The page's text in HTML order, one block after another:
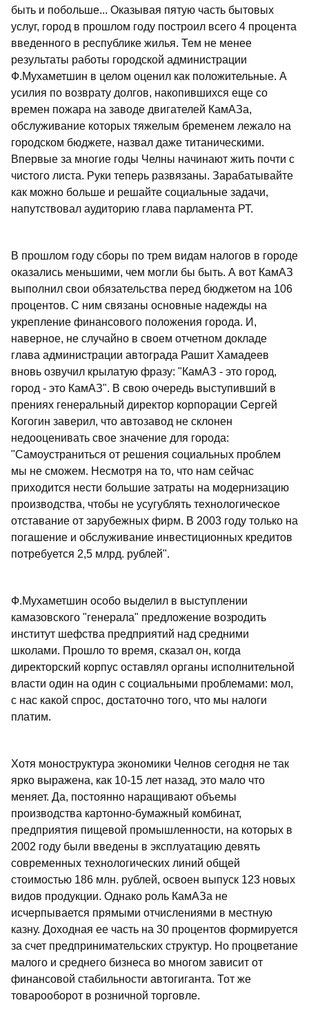
быть и побольше... Оказывая пятую часть бытовых
услуг, город в прошлом году построил всего 4 процента
введенного в республике жилья. Тем не менее
результаты работы городской администрации
Ф.Мухаметшин в целом оценил как положительные. А
усилия по возврату долгов, накопившихся еще со
времен пожара на заводе двигателей КамАЗа,
обслуживание которых тяжелым бременем лежало на
городском бюджете, назвал даже титаническими.
Впервые за многие годы Челны начинают жить почти с
чистого листа. Руки теперь развязаны. Зарабатывайте
как можно больше и решайте социальные задачи,
напутствовал аудиторию глава парламента РТ.
В прошлом году сборы по трем видам налогов в городе
оказались меньшими, чем могли бы быть. А вот КамАЗ
выполнил свои обязательства перед бюджетом на 106
процентов. С ним связаны основные надежды на
укрепление финансового положения города. И,
наверное, не случайно в своем отчетном докладе
глава администрации автограда Рашит Хамадеев
вновь озвучил крылатую фразу: "КамАЗ - это город,
город - это КамАЗ". В свою очередь выступивший в
прениях генеральный директор корпорации Сергей
Когогин заверил, что автозавод не склонен
недооценивать свое значение для города:
"Самоустраниться от решения социальных проблем
мы не сможем. Несмотря на то, что нам сейчас
приходится нести большие затраты на модернизацию
производства, чтобы не усугублять технологическое
отставание от зарубежных фирм. В 2003 году только на
погашение и обслуживание инвестиционных кредитов
потребуется 2,5 млрд. рублей".
Ф.Мухаметшин особо выделил в выступлении
камазовского "генерала" предложение возродить
институт шефства предприятий над средними
школами. Прошло то время, сказал он, когда
директорский корпус оставлял органы исполнительной
власти один на один с социальными проблемами: мол,
с нас какой спрос, достаточно того, что мы налоги
платим.
Хотя моноструктура экономики Челнов сегодня не так
ярко выражена, как 10-15 лет назад, это мало что
меняет. Да, постоянно наращивают объемы
производства картонно-бумажный комбинат,
предприятия пищевой промышленности, на которых в
2002 году были введены в эксплуатацию девять
современных технологических линий общей
стоимостью 186 млн. рублей, освоен выпуск 123 новых
видов продукции. Однако роль КамАЗа не
исчерпывается прямыми отчислениями в местную
казну. Доходная ее часть на 30 процентов формируется
за счет предпринимательских структур. Но процветание
малого и среднего бизнеса во многом зависит от
финансовой стабильности автогиганта. Тот же
товарооборот в розничной торговле.